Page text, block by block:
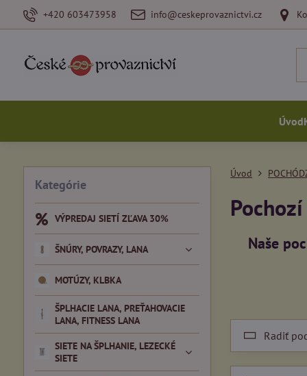
+420 603473958 info@ceskeprovaznictvi.cz
Úvod
Úvod
Naše
Radiť
Kategórie
VÝPREDAJ SIETÍ ZĽAVA 30%
ŠNÚRY, POVRAZY, LANA
MOTÚZY, KLBKA
ŠPLHACIE LANA, PREŤAHOVACIE
LANA, FITNESS LANA
SIETE NA ŠPLHANIE, LEZECKÉ
SIETE